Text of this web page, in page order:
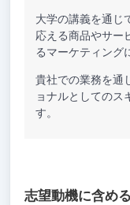
大学の講義を通じ
応える商品やサー
るマーケティング
貴社での業務を通
ョナルとしてのス
す。
志望動機に含め